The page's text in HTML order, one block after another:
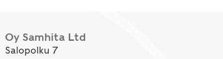
Oy Samhita Ltd
Salopolku 7